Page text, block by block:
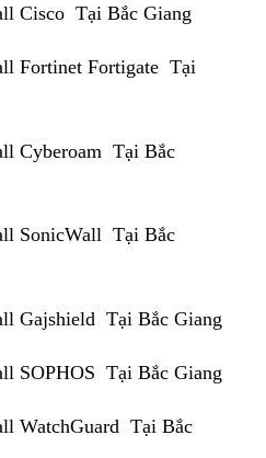
Cisco Tại Bắc Giang
Fortinet Fortigate Tại
Cyberoam Tại Bắc
SonicWall Tại Bắc
Gajshield Tại Bắc Giang
SOPHOS Tại Bắc Giang
WatchGuard Tại Bắc